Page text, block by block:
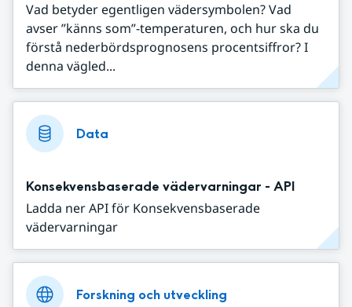
Vad betyder egentligen vädersymbolen? Vad
avser ”känns som”-temperaturen, och hur ska du
förstå nederbördsprognosens procentsiffror? I
denna vägled...
Data
Konsekvensbaserade vädervarningar - API
Ladda ner API för Konsekvensbaserade
vädervarningar
Forskning och utveckling